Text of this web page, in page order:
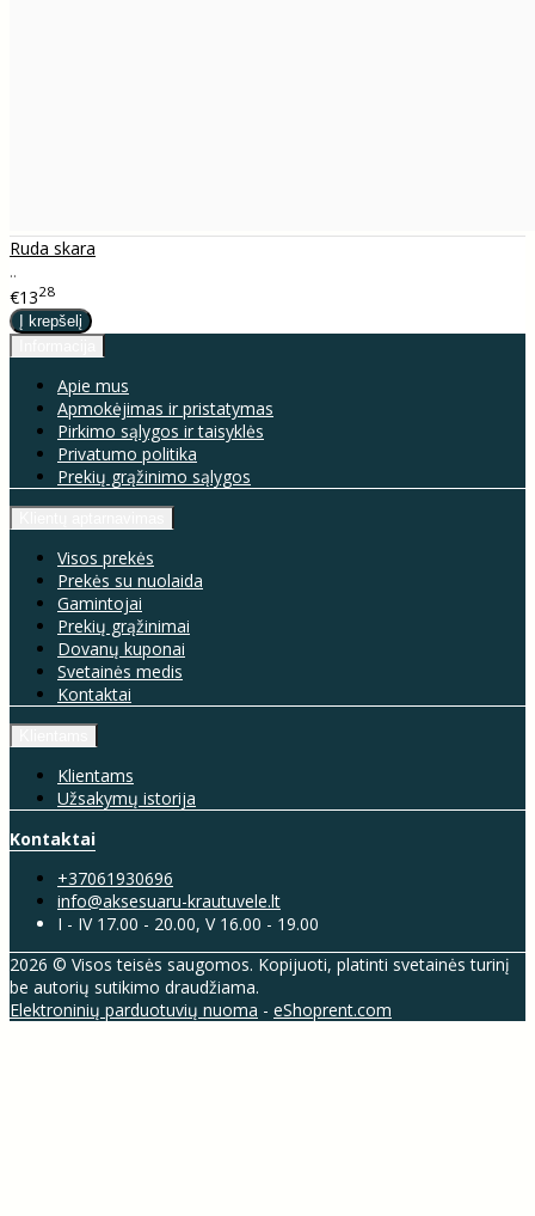
Ruda skara
..
€1328
Apie mus
Apmokėjimas ir pristatymas
Pirkimo sąlygos ir taisyklės
Privatumo politika
Prekių grąžinimo sąlygos
Visos prekės
Prekės su nuolaida
Gamintojai
Prekių grąžinimai
Dovanų kuponai
Svetainės medis
Kontaktai
Klientams
Užsakymų istorija
Kontaktai
+37061930696
info@aksesuaru-krautuvele.lt
I - IV 17.00 - 20.00, V 16.00 - 19.00
2026 © Visos teisės saugomos. Kopijuoti, platinti svetainės turinį
be autorių sutikimo draudžiama.
Elektroninių parduotuvių nuoma - eShoprent.com